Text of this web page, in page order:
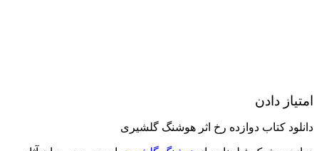
امتیاز دادن
دانلود کتاب دوازده رخ اثر هوشنگ گلشیری